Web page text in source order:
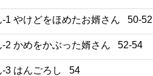
-1 やけどをほめたお婿さん 50-52
-2 かめをかぶった婿さん 52-54
-3 はんごろし 54